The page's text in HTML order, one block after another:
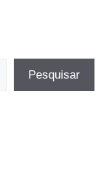
Pesquisar